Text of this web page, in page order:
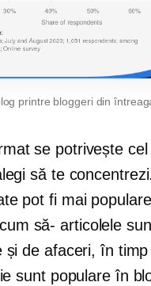
printre bloggeri din
se potrivește
să te
pot fi mai
cum să- articolele
de afaceri, în
sunt populare în